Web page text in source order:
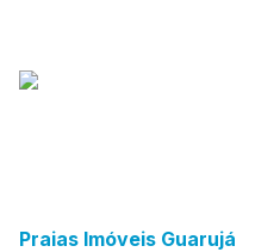
Praias Imóveis Guarujá